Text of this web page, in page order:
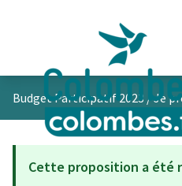
Budget Participatif 2023 /Je
Cette proposition a été